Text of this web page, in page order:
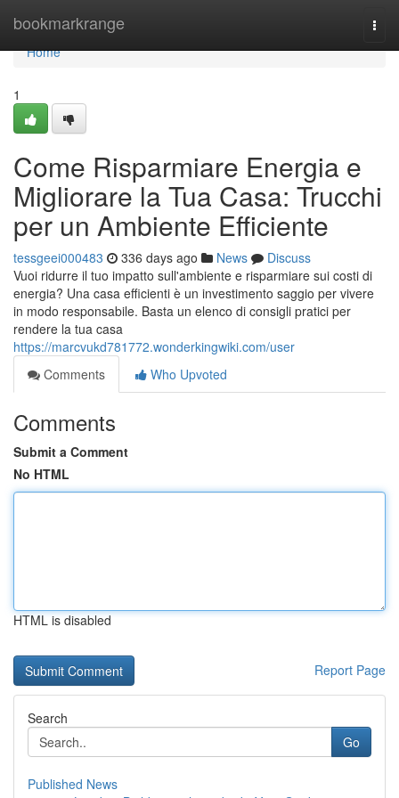
bookmarkrange
Home
Home
1
Come Risparmiare Energia e
Migliorare la Tua Casa: Trucchi
per un Ambiente Efficiente
tessgeei000483 336 days ago News
Discuss
Vuoi ridurre il tuo impatto sull'ambiente e risparmiare sui costi di
energia? Una casa efficienti è un investimento saggio per vivere
in modo responsabile. Basta un elenco di consigli pratici per
rendere la tua casa
https://marcvukd781772.wonderkingwiki.com/user
Comments
Who Upvoted
Comments
Submit a Comment
No HTML
HTML is disabled
Report Page
Search
Go
Published News